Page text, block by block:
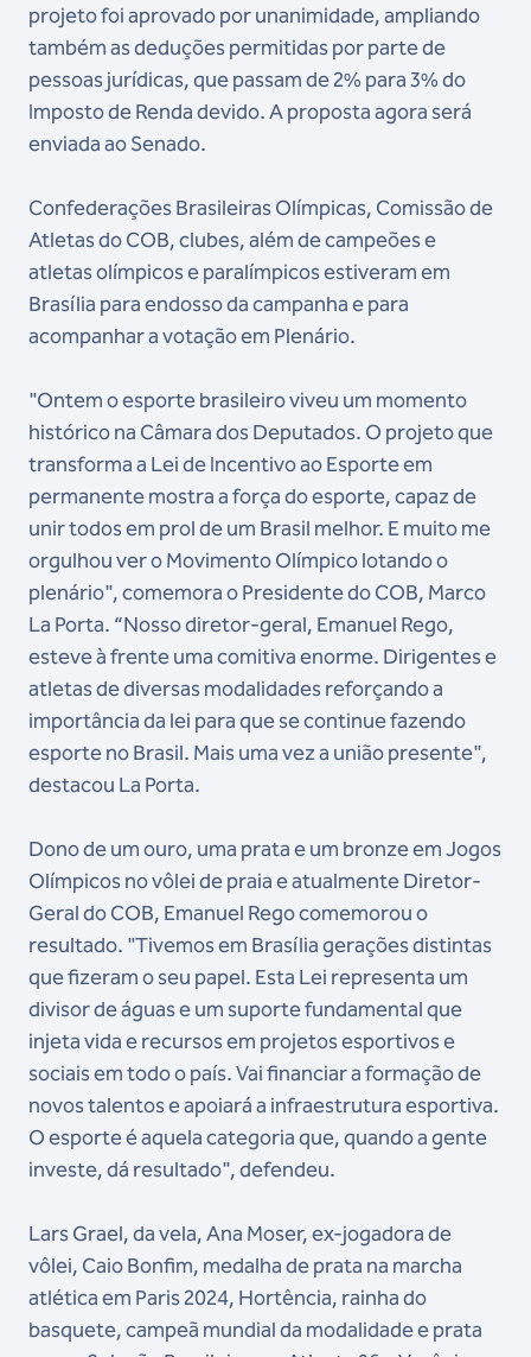
projeto foi aprovado por unanimidade, ampliando
também as deduções permitidas por parte de
pessoas jurídicas, que passam de 2% para 3% do
Imposto de Renda devido. A proposta agora será
enviada ao Senado.
Confederações Brasileiras Olímpicas, Comissão de
Atletas do COB, clubes, além de campeões e
atletas olímpicos e paralímpicos estiveram em
Brasília para endosso da campanha e para
acompanhar a votação em Plenário.
"Ontem o esporte brasileiro viveu um momento
histórico na Câmara dos Deputados. O projeto que
transforma a Lei de Incentivo ao Esporte em
permanente mostra a força do esporte, capaz de
unir todos em prol de um Brasil melhor. E muito me
orgulhou ver o Movimento Olímpico lotando o
plenário", comemora o Presidente do COB, Marco
La Porta. “Nosso diretor-geral, Emanuel Rego,
esteve à frente uma comitiva enorme. Dirigentes e
atletas de diversas modalidades reforçando a
importância da lei para que se continue fazendo
esporte no Brasil. Mais uma vez a união presente",
destacou La Porta.
Dono de um ouro, uma prata e um bronze em Jogos
Olímpicos no vôlei de praia e atualmente Diretor-
Geral do COB, Emanuel Rego comemorou o
resultado. "Tivemos em Brasília gerações distintas
que fizeram o seu papel. Esta Lei representa um
divisor de águas e um suporte fundamental que
injeta vida e recursos em projetos esportivos e
sociais em todo o país. Vai financiar a formação de
novos talentos e apoiará a infraestrutura esportiva.
O esporte é aquela categoria que, quando a gente
investe, dá resultado", defendeu.
Lars Grael, da vela, Ana Moser, ex-jogadora de
vôlei, Caio Bonfim, medalha de prata na marcha
atlética em Paris 2024, Hortência, rainha do
basquete, campeã mundial da modalidade e prata